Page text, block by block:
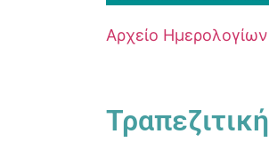
Αρχείο Ημερολογίων
Τραπεζιτική